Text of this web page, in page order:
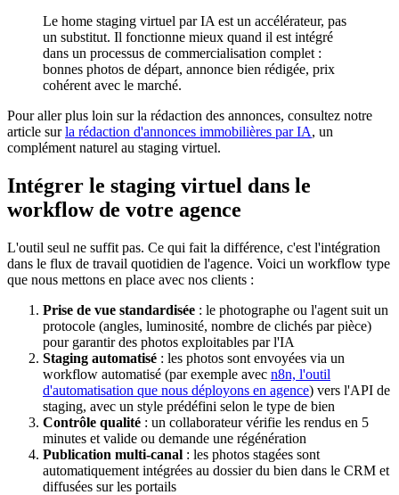
Le home staging virtuel par IA est un accélérateur, pas
un substitut. Il fonctionne mieux quand il est intégré
dans un processus de commercialisation complet :
bonnes photos de départ, annonce bien rédigée, prix
cohérent avec le marché.
Pour aller plus loin sur la rédaction des annonces, consultez notre
article surla rédaction d'annonces immobilières par IA, un
complément naturel au staging virtuel.
Intégrer le staging virtuel dans le
workflow de votre agence
L'outil seul ne suffit pas. Ce qui fait la différence, c'est l'intégration
dans le flux de travail quotidien de l'agence. Voici un workflow type
que nous mettons en place avec nos clients :
Prise de vue standardisée : le photographe ou l'agent suit un
protocole (angles, luminosité, nombre de clichés par pièce)
pour garantir des photos exploitables par l'IA
Staging automatisé : les photos sont envoyées via un
workflow automatisé (par exemple avec n8n, l'outil
d'automatisation que nous déployons en agence) vers l'API de
staging, avec un style prédéfini selon le type de bien
Contrôle qualité : un collaborateur vérifie les rendus en 5
minutes et valide ou demande une régénération
Publication multi-canal : les photos stagées sont
automatiquement intégrées au dossier du bien dans le CRM et
diffusées sur les portails